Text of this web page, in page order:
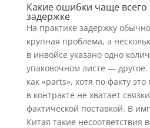
Какие ошибки чаще всего
задержке
На практике задержку
крупная проблема, а
в инвойсе указано одно
упаковочном листе —
как «parts», хотя по факту
в контракте не хватает
фактической поставкой. В
Китая такие несоответствия